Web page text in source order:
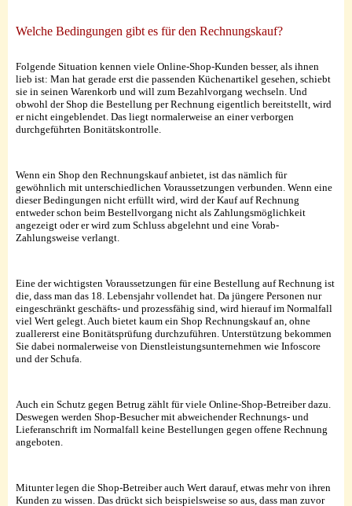
Welche Bedingungen gibt es für den Rechnungskauf?
Folgende Situation kennen viele Online-Shop-Kunden besser, als ihnen
lieb ist: Man hat gerade erst die passenden Küchenartikel gesehen, schiebt
sie in seinen Warenkorb und will zum Bezahlvorgang wechseln. Und
obwohl der Shop die Bestellung per Rechnung eigentlich bereitstellt, wird
er nicht eingeblendet. Das liegt normalerweise an einer verborgen
durchgeführten Bonitätskontrolle.
Wenn ein Shop den Rechnungskauf anbietet, ist das nämlich für
gewöhnlich mit unterschiedlichen Voraussetzungen verbunden. Wenn eine
dieser Bedingungen nicht erfüllt wird, wird der Kauf auf Rechnung
entweder schon beim Bestellvorgang nicht als Zahlungsmöglichkeit
angezeigt oder er wird zum Schluss abgelehnt und eine Vorab-
Zahlungsweise verlangt.
Eine der wichtigsten Voraussetzungen für eine Bestellung auf Rechnung ist
die, dass man das 18. Lebensjahr vollendet hat. Da jüngere Personen nur
eingeschränkt geschäfts- und prozessfähig sind, wird hierauf im Normalfall
viel Wert gelegt. Auch bietet kaum ein Shop Rechnungskauf an, ohne
zuallererst eine Bonitätsprüfung durchzuführen. Unterstützung bekommen
Sie dabei normalerweise von Dienstleistungsunternehmen wie Infoscore
und der Schufa.
Auch ein Schutz gegen Betrug zählt für viele Online-Shop-Betreiber dazu.
Deswegen werden Shop-Besucher mit abweichender Rechnungs- und
Lieferanschrift im Normalfall keine Bestellungen gegen offene Rechnung
angeboten.
Mitunter legen die Shop-Betreiber auch Wert darauf, etwas mehr von ihren
Kunden zu wissen. Das drückt sich beispielsweise so aus, dass man zuvor